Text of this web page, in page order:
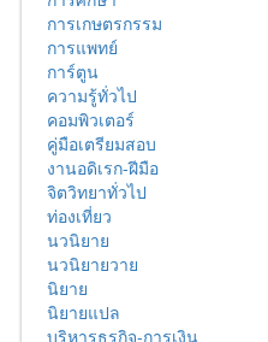
การเกษตรกรรม
การแพทย์
การ์ตูน
ความรู้ทั่วไป
คอมพิวเตอร์
คู่มือเตรียมสอบ
งานอดิเรก-ฝีมือ
จิตวิทยาทั่วไป
ท่องเที่ยว
นวนิยาย
นวนิยายวาย
นิยาย
นิยายแปล
บริหารธุรกิจ-การเงิน